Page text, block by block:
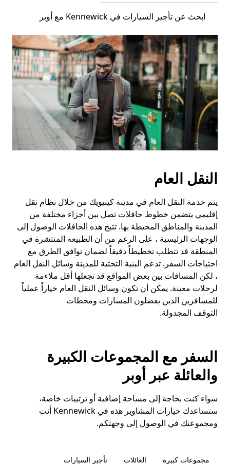
ابحث عن تأجير السيارات في Kennewick مع أوبر
النقل العام
يتم خدمة النقل العام في مدينة كينيويك من خلال نظام نقل
إقليمي يتضمن خطوط حافلات تصل بين أجزاء مختلفة من
المدينة والمناطق المحيطة بها. تتيح هذه الحافلات الوصول إلى
الوجهات الرئيسية ، على الرغم من أن الطبيعة المنتشرة في
المنطقة قد تتطلب تخطيطاً دقيقاً لضمان توافق الطرق مع
احتياجات السفر. تدعم البنية التحتية للمدينة وسائل النقل العام
، لكن المسافات بين بعض المواقع قد تجعلها أقل ملاءمة
لرحلات معينة. يمكن أن تكون وسائل النقل العام خياراً عملياً
للمسافرين الذين يفضلون المسارات ومحطات
التوقف المجدولة.
السفر مع المجموعات الكبيرة
والعائلة عبر أوبر
سواء كنت بحاجة إلى مساحة إضافية أو ترتيبات خاصة،
ستساعدك خيارات المشاوير هذه في Kennewick أنت
ومجموعتك في الوصول إلى وجهتكم.
مجموعات كبيرة العائلات تأجير السيارات